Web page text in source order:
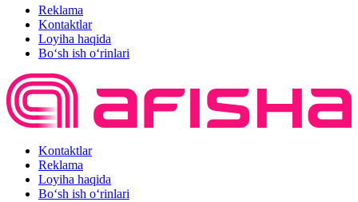
Reklama
Kontaktlar
Loyiha haqida
Bo‘sh ish o‘rinlari
Kontaktlar
Reklama
Loyiha haqida
Bo‘sh ish o‘rinlari